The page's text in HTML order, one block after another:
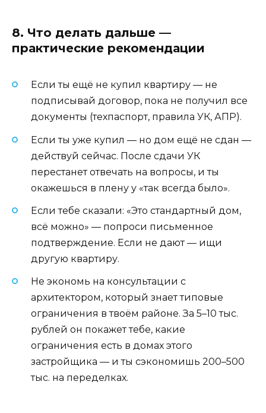
8. Что делать дальше —
практические рекомендации
Если ты ещё не купил квартиру — не
подписывай договор, пока не получил все
документы (техпаспорт, правила УК, АПР).
Если ты уже купил — но дом ещё не сдан —
действуй сейчас. После сдачи УК
перестанет отвечать на вопросы, и ты
окажешься в плену у «так всегда было».
Если тебе сказали: «Это стандартный дом,
всё можно» — попроси письменное
подтверждение. Если не дают — ищи
другую квартиру.
Не экономь на консультации с
архитектором, который знает типовые
ограничения в твоём районе. За 5–10 тыс.
рублей он покажет тебе, какие
ограничения есть в домах этого
застройщика — и ты сэкономишь 200–500
тыс. на переделках.